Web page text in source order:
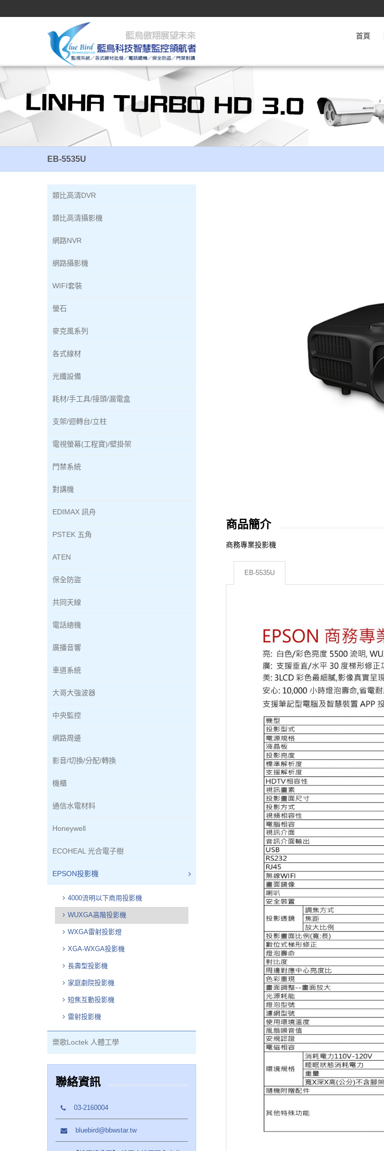
首頁
EB-5535U
類比高清DVR
類比高清攝影機
網路NVR
網路攝影機
WIFI套裝
螢石
麥克風系列
各式線材
光纖設備
耗材/手工具/接頭/漏電盒
支架/迴轉台/立柱
電視螢幕(工程寶)/壁掛架
門禁系統
對講機
EDIMAX 訊舟
PSTEK 五角
ATEN
保全防盜
共同天線
電話總機
廣播音響
車道系統
大哥大強波器
中央監控
網路周邊
影音/切換/分配/轉換
機櫃
通信水電材料
Honeywell
ECOHEAL 光合電子樹
EPSON投影機
4000流明以下商用投影機
WUXGA高階投影機
WXGA雷射投影燈
XGA-WXGA投影機
長壽型投影機
家庭劇院投影機
短焦互動投影機
雷射投影機
樂歌Loctek 人體工學
聯絡資訊
03-2160004
bluebird@bbwstar.tw
商品簡介
商務專業投影機
EB-5535U